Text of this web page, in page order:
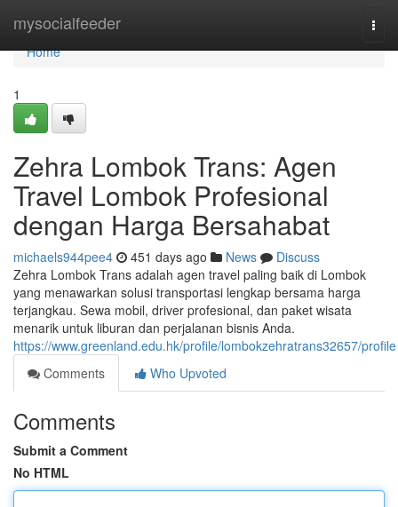
mysocialfeeder
Home
Home
1
Zehra Lombok Trans: Agen
Travel Lombok Profesional
dengan Harga Bersahabat
michaels944pee4 451 days ago News
Discuss
Zehra Lombok Trans adalah agen travel paling baik di Lombok
yang menawarkan solusi transportasi lengkap bersama harga
terjangkau. Sewa mobil, driver profesional, dan paket wisata
menarik untuk liburan dan perjalanan bisnis Anda.
https://www.greenland.edu.hk/profile/lombokzehratrans32657/profile
Comments
Who Upvoted
Comments
Submit a Comment
No HTML